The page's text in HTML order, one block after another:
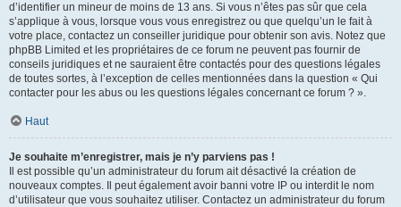
d’identifier un mineur de moins de 13 ans. Si vous n’êtes pas sûr que cela
s’applique à vous, lorsque vous vous enregistrez ou que quelqu’un le fait à
votre place, contactez un conseiller juridique pour obtenir son avis. Notez que
phpBB Limited et les propriétaires de ce forum ne peuvent pas fournir de
conseils juridiques et ne sauraient être contactés pour des questions légales
de toutes sortes, à l’exception de celles mentionnées dans la question « Qui
contacter pour les abus ou les questions légales concernant ce forum ? ».
Haut
Je souhaite m’enregistrer, mais je n’y parviens pas !
Il est possible qu’un administrateur du forum ait désactivé la création de
nouveaux comptes. Il peut également avoir banni votre IP ou interdit le nom
d’utilisateur que vous souhaitez utiliser. Contactez un administrateur du forum